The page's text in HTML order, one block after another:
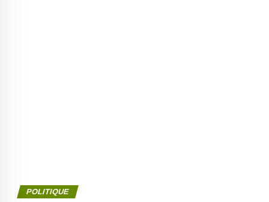
POLITIQUE